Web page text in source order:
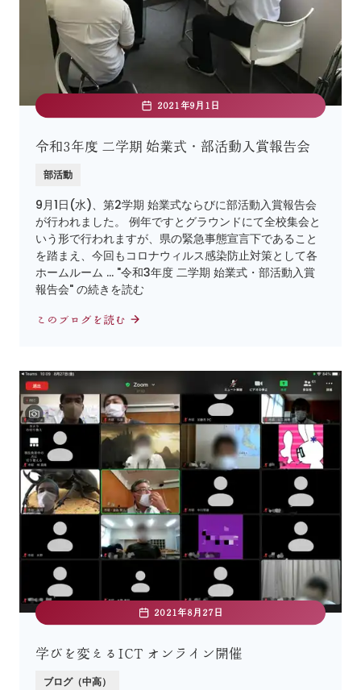
2021年9月1日
令和3年度 二学期 始業式・部活動入賞報告会
部活動
9月1日(水)、第2学期 始業式ならびに部活動入賞報告会
が行われました。 例年ですとグラウンドにて全校集会と
いう形で行われますが、県の緊急事態宣言下であること
を踏まえ、今回もコロナウィルス感染防止対策として各
ホームルーム … "令和3年度 二学期 始業式・部活動入賞
報告会" の続きを読む
このブログを読む
2021年8月27日
学びを変えるICT オンライン開催
ブログ（中高）